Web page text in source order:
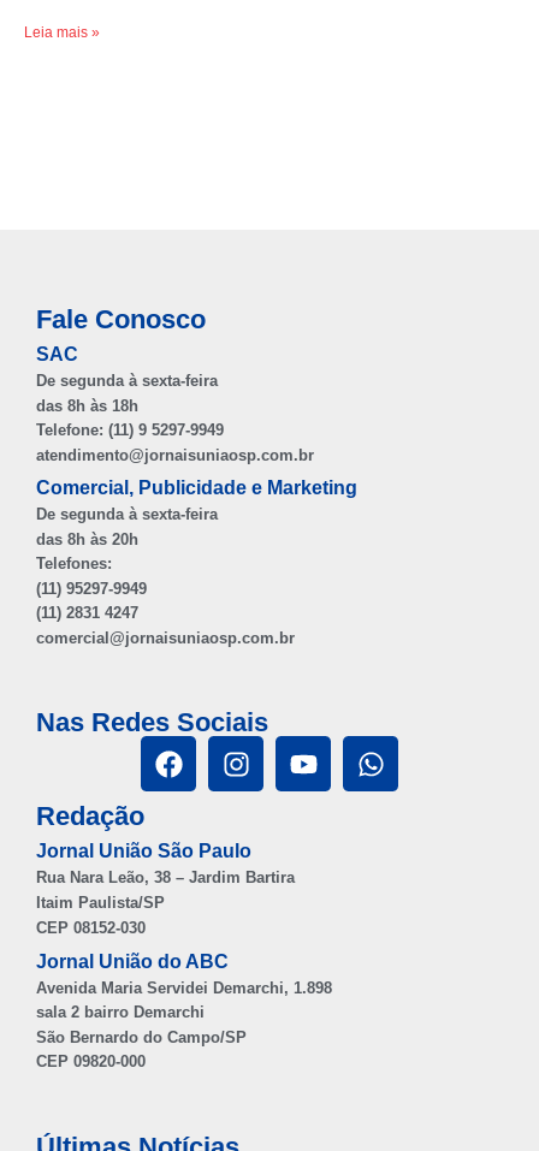
Leia mais »
Fale Conosco
SAC
De segunda à sexta-feira
das 8h às 18h
Telefone: (11) 9 5297-9949
atendimento@jornaisuniaosp.com.br
Comercial, Publicidade e Marketing
De segunda à sexta-feira
das 8h às 20h
Telefones:
(11) 95297-9949
(11) 2831 4247
comercial@jornaisuniaosp.com.br
Nas Redes Sociais
Redação
Jornal União São Paulo
Rua Nara Leão, 38 – Jardim Bartira
Itaim Paulista/SP
CEP 08152-030
Jornal União do ABC
Avenida Maria Servidei Demarchi, 1.898
sala 2 bairro Demarchi
São Bernardo do Campo/SP
CEP 09820-000